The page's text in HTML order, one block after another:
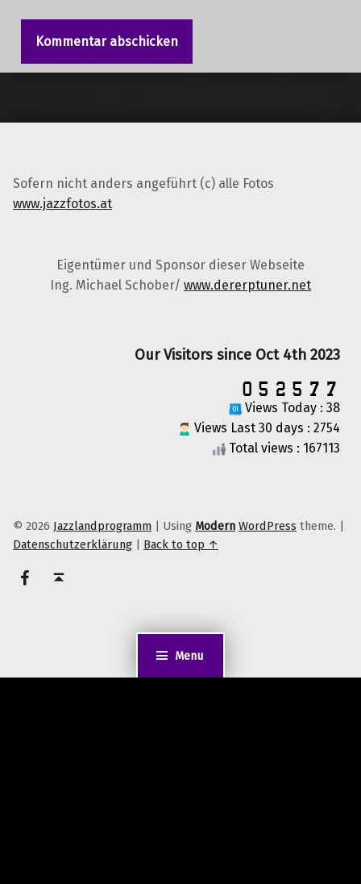
Menu
Sofern nicht anders angeführt (c) alle Fotos
www.jazzfotos.at
Eigentümer und Sponsor dieser Webseite
Ing. Michael Schober/ www.dererptuner.net
Our Visitors since Oct 4th 2023
Views Today : 38
Views Last 30 days : 2754
Total views : 167113
© 2026 Jazzlandprogramm | Using Modern WordPress theme. |
Datenschutzerklärung | Back to top ↑